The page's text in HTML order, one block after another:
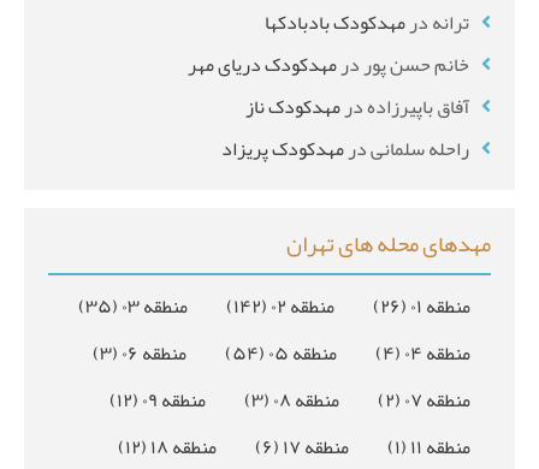
ترانهدرمهدکودک بادبادکها
خانم حسن پوردرمهدکودک دریای مهر
آفاق باپیرزادهدرمهدکودک ناز
راحله سلمانیدرمهدکودک پریزاد
مهدهای محله های تهران
منطقه ۰۱ (۲۶) منطقه ۰۲ (۱۴۲) منطقه ۰۳
(۳۵)
منطقه ۰۴
(۴) منطقه ۰۵ (۵۴) منطقه ۰۶
(۳)
منطقه ۰۷
(۲) منطقه ۰۸ (۳) منطقه ۰۹
(۱۲)
منطقه ۱۱ (۱) منطقه ۱۷ (۶) منطقه ۱۸
(۱۲)